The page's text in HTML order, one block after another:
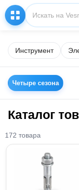
Инструмент
Четыре сезона
Каталог
172 товара